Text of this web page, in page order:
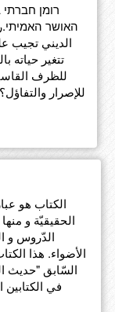
רומן
האושר
الديني تجيب
للظرف
للإصرار
الكتاب هو
الحقيقيّة و
الدّروس و
الأضواء. هذا
السّابق "حديث
في